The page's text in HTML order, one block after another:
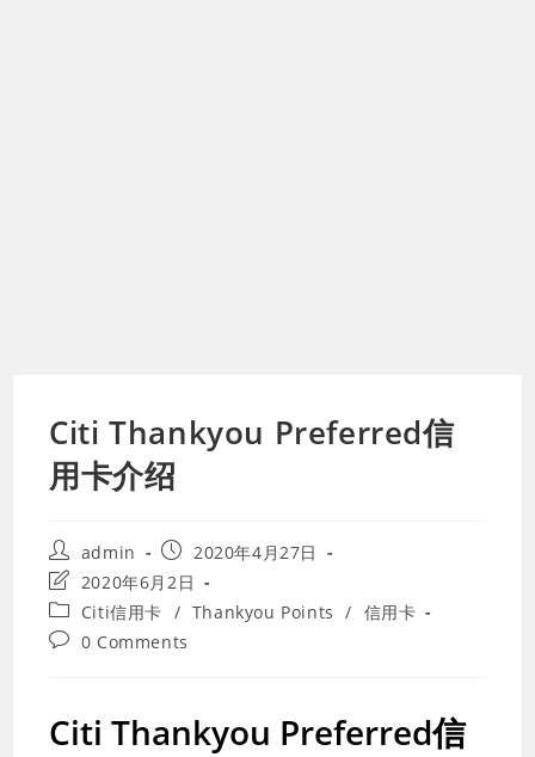
Citi Thankyou Preferred信
用卡介绍
Post
author:
admin
Post
published:
2020年4月27日
Post
last
modified:
2020年6月2日
Post
category:
Citi信用卡 / Thankyou Points / 信用卡
Post0 Comments
Citi Thankyou Preferred信